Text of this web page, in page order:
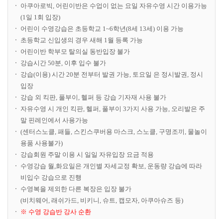
아쿠아로빅, 어린이반은 수업이 없는 요일 자유수영 시간 이용가능
(1일 1회 입장)
어린이 수영강습은 초등학교 1~6학년(8세 13세) 이용 가능
초등학교 신입생의 경우 새해 1월 등록 가능
어린이반 학부모 탈의실 동반입장 불가
강습시간 50분, 이후 입수 불가
강습(이용) 시간 20분 전부터 발권 가능, 토요일 은 정시발권, 정시
입장
강습 외 킥판, 풀부이, 헬퍼 등 강습 기자재 사용 불가
자유수영 시 개인 킥판, 헬퍼, 풀부이 3가지 사용 가능, 오리발은 주
말 핀레인에서 사용가능
(센터스노클, 패들, 스킨스쿠버용 마스크, 스노클, 구명조끼, 물놀이
용품 사용불가)
강습회원 주말 이용 시 일일 자유입장 요금 적용
수영강습 월,화요일은 개인별 자세교정 확보, 운동량 강습에 따라
비입수 강습으로 진행
수영복을 제외한 다른 복장은 입장 불가
(비치웨어, 래쉬가드, 비키니, 슈트, 캡모자, 아쿠아슈즈 등)
※ 수영 강습반 강사 순환